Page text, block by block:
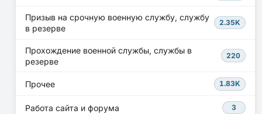
Призыв на срочную военную службу, службу
в резерве
2.35K
Прохождение военной службы, службы в
резерве
220
Прочее 1.83K
Работа сайта и форума 3